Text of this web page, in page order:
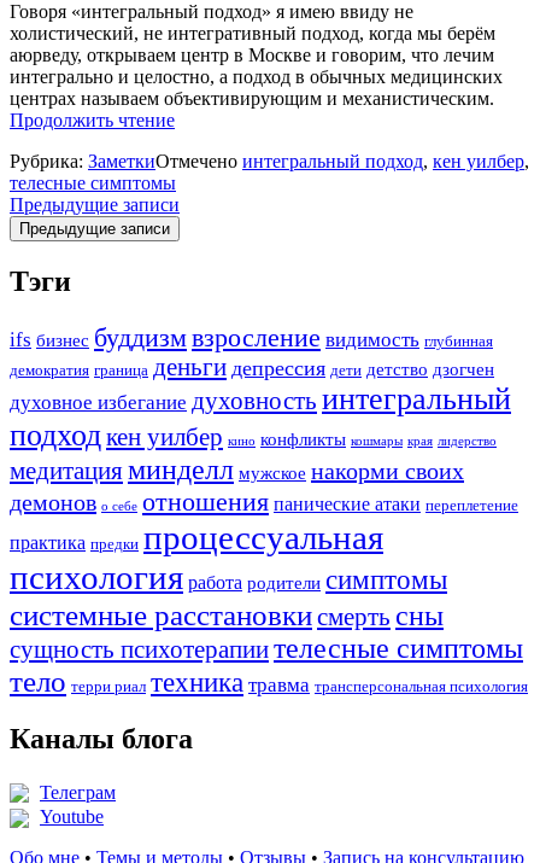
Говоря «интегральный подход» я имею ввиду не
холистический, не интегративный подход, когда мы берём
аюрведу, открываем центр в Москве и говорим, что лечим
интегрально и целостно, а подход в обычных медицинских
центрах называем объективирующим и механистическим.
Продолжить чтение«Не
и
не
интегративный»
Рубрика: ЗаметкиОтмечено интегральный подход, кен уилбер,
телесные симптомы
Навигация
по
записям
Предыдущие записи
Предыдущие записи
Тэги
ifs бизнес буддизмвзросление видимость глубинная
демократия граница деньги депрессия дети детство дзогчен
духовное избегание духовность интегральный
подходкен уилбер кино конфликты кошмары края лидерство
медитацияминделл мужское накорми своих
демонов о себе отношения панические атаки переплетение
практика предки процессуальная
психология работа родители симптомы
системные расстановкисмерть сны
сущность психотерапиителесные симптомы
тело терри риал техника травма трансперсональная психология
Каналы блога
Телеграм
Youtube
Обо мне • Темы и методы • Отзывы • Запись на консультацию